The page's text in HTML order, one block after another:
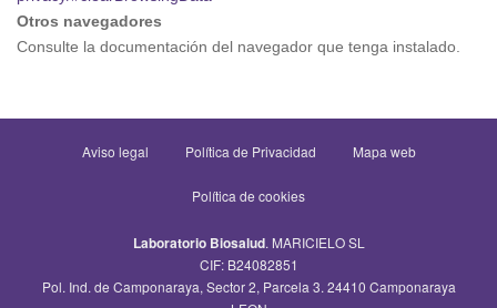
Otros navegadores
Consulte la documentación del navegador que tenga instalado.
Aviso legal Política de Privacidad Mapa web
Política de cookies
Laboratorio Biosalud. MARICIELO SL
CIF: B24082851
Pol. Ind. de Camponaraya, Sector 2, Parcela 3. 24410 Camponaraya